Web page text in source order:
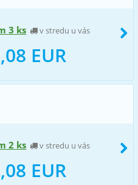
3 ks v stredu u vás
EUR
2 ks v stredu u vás
EUR